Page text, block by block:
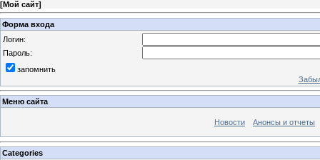
[Мой сайт]
Форма входа
Логин:
Пароль:
запомнить
Меню сайта
Новости Анонсы и отчеты
Categories